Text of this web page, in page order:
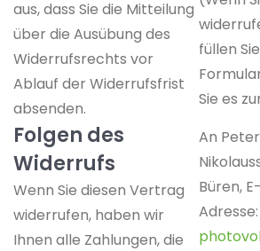
aus, dass Sie die Mitteilung
über die Ausübung des
Widerrufsrechts vor
Ablauf der Widerrufsfrist
absenden.
Folgen des
Widerrufs
Wenn Sie diesen Vertrag
widerrufen, haben wir
Ihnen alle Zahlungen, die
füllen
Sie es
An
Büren,
Adresse: